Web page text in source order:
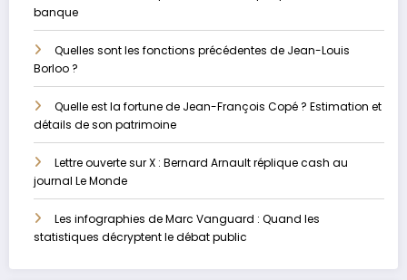
banque
Quelles sont les fonctions précédentes de Jean-Louis
Borloo ?
Quelle est la fortune de Jean-François Copé ? Estimation et
détails de son patrimoine
Lettre ouverte sur X : Bernard Arnault réplique cash au
journal Le Monde
Les infographies de Marc Vanguard : Quand les
statistiques décryptent le débat public